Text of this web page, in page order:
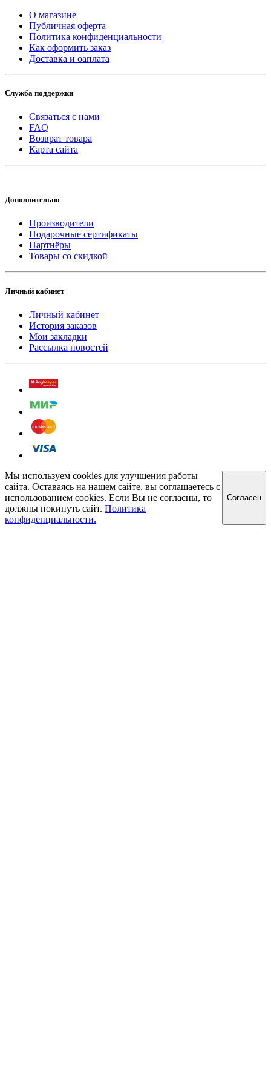
О магазине
Публичная оферта
Политика конфиденциальности
Как оформить заказ
Доставка и оаплата
Служба поддержки
Связаться с нами
FAQ
Возврат товара
Карта сайта
Дополнительно
Производители
Подарочные сертификаты
Партнёры
Товары со скидкой
Личный кабинет
Личный кабинет
История заказов
Мои закладки
Рассылка новостей
Мы используем cookies для улучшения работы
сайта. Оставаясь на нашем сайте, вы соглашаетесь с
использованием cookies. Если Вы не согласны, то
должны покинуть сайт. Политика
конфиденциальности.
Cогласен